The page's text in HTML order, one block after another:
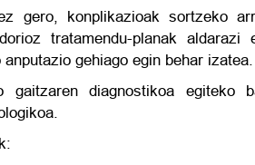
gero, konplikazioak sortzeko
tratamendu-planak aldarazi
gehiago egin behar izatea.
gaitzaren diagnostikoa egiteko